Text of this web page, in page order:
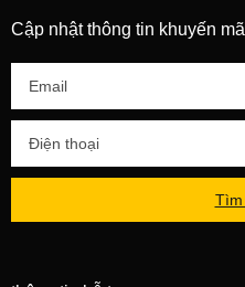
Cập nhật thông tin khuyến
Tìm